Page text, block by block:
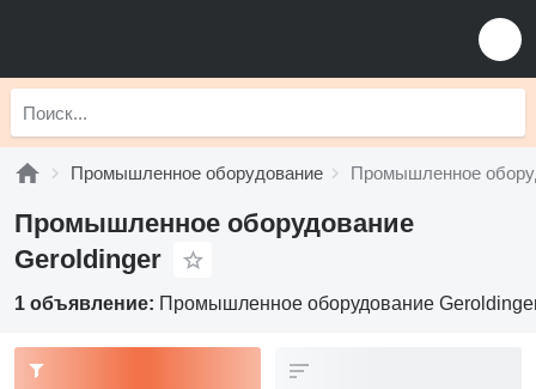
Промышленное оборудование Промышленное
Промышленное оборудование
Geroldinger
1 объявление: Промышленное оборудование